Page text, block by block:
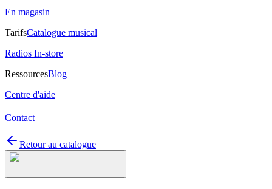
En magasin
TarifsCatalogue musical
Radios In-store
RessourcesBlog
Centre d'aide
Contact
Retour au catalogue